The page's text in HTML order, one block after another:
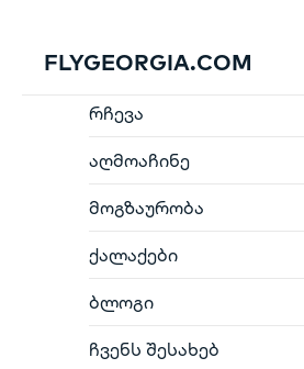
FLYGEORGIA.COM
რჩევა
აღმოაჩინე
მოგზაურობა
ქალაქები
ბლოგი
ჩვენს შესახებ